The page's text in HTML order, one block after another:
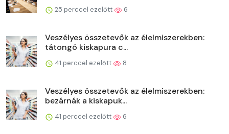
25 perccel ezelőtt 6
Veszélyes összetevők az élelmiszerekben:
tátongó kiskapura c...
41 perccel ezelőtt 8
Veszélyes összetevők az élelmiszerekben:
bezárnák a kiskapuk...
41 perccel ezelőtt 6